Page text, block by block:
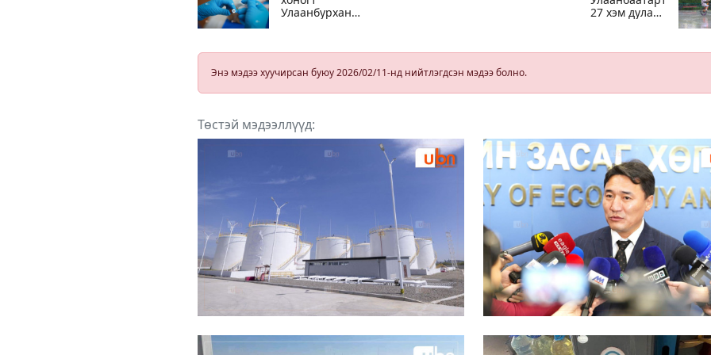
Улаанбурхан
шинээр
27 хэм дулаан
Энэ мэдээ хуучирсан буюу 2026/02/11-нд нийтлэгдсэн мэдээ болно.
Төстэй мэдээллүүд: